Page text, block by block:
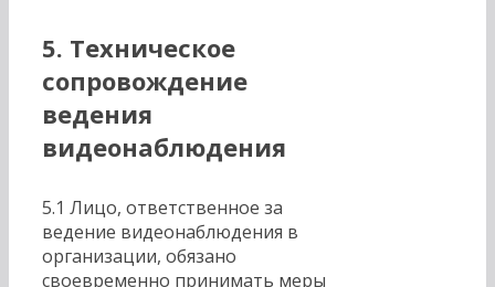
5. Техническое
сопровождение
ведения
видеонаблюдения
5.1 Лицо, ответственное за
ведение видеонаблюдения в
организации, обязано
своевременно принимать меры